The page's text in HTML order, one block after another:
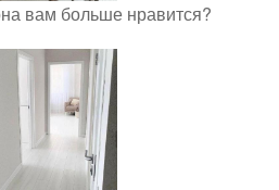
вам больше нравится?